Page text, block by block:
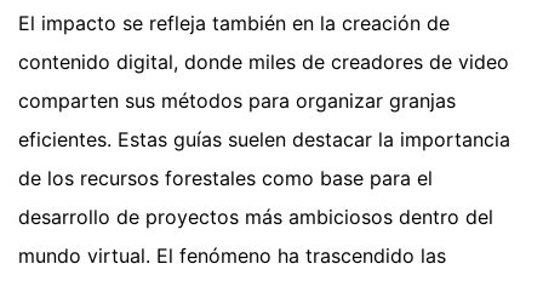
El impacto se refleja también en la creación de
contenido digital, donde miles de creadores de video
comparten sus métodos para organizar granjas
eficientes. Estas guías suelen destacar la importancia
de los recursos forestales como base para el
desarrollo de proyectos más ambiciosos dentro del
mundo virtual. El fenómeno ha trascendido las